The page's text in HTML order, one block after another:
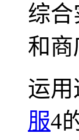
综
和
运
服4